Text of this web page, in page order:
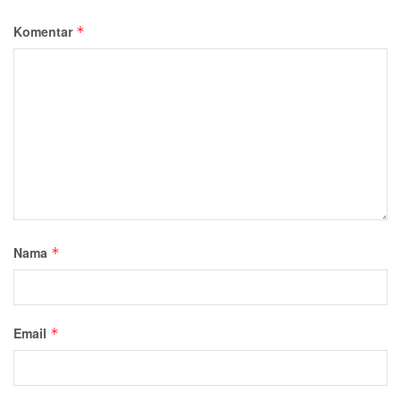
Komentar *
Nama *
Email *